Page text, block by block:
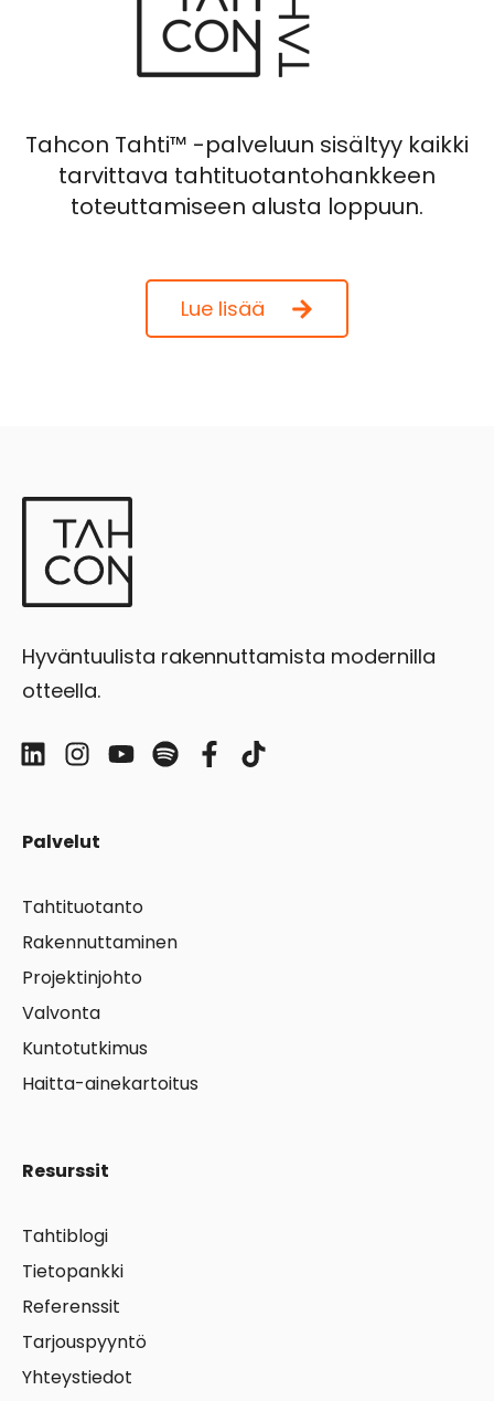
Tahcon Tahti™ -palveluun sisältyy kaikki
tarvittava tahtituotantohankkeen
toteuttamiseen alusta loppuun.
Lue lisää
Hyväntuulista rakennuttamista modernilla
otteella.
Palvelut
Tahtituotanto
Rakennuttaminen
Projektinjohto
Valvonta
Kuntotutkimus
Haitta-ainekartoitus
Resurssit
Tahtiblogi
Tietopankki
Referenssit
Tarjouspyyntö
Yhteystiedot